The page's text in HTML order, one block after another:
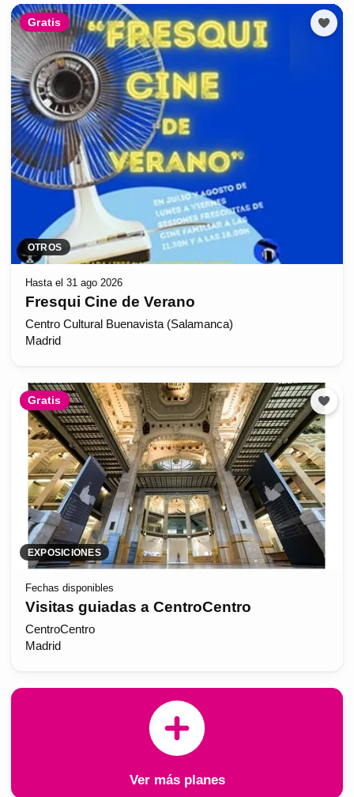
Gratis
OTROS
Hasta el 31 ago 2026
Fresqui Cine de Verano
Centro Cultural Buenavista (Salamanca)
Madrid
Gratis
EXPOSICIONES
Fechas disponibles
Visitas guiadas a CentroCentro
CentroCentro
Madrid
Ver más planes